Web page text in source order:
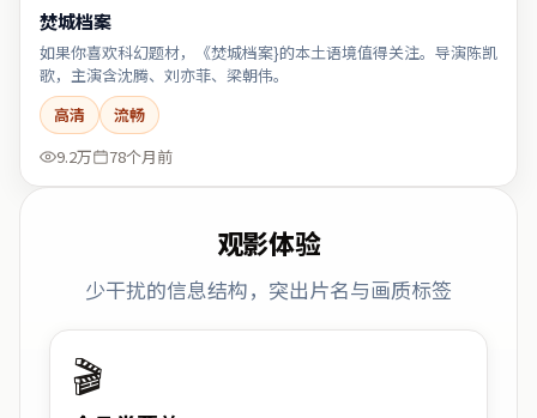
焚城档案
如果你喜欢科幻题材，《焚城档案}的本土语境值得关注。导演陈凯
歌，主演含沈腾、刘亦菲、梁朝伟。
高清
流畅
9.2万
78个月前
观影体验
少干扰的信息结构，突出片名与画质标签
🎬